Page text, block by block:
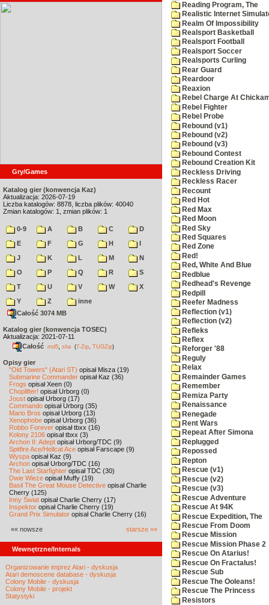
Gry/Games
Katalog gier (konwencja Kaz)
Aktualizacja: 2026-07-19
Liczba katalogów: 8878, liczba plików: 40040
Zmian katalogów: 1, zmian plików: 1
0-9 A B C
D
E
F G H
I
J
K L M
N
O
P Q R
S
T
U V W
X
Y
Z
inne
Całość 3074 MB
Katalog gier (konwencja TOSEC)
Aktualizacja: 2021-07-11
Całość md5 sha (7-Zip TUGZip)
Opisy gier
"Old Towers" (Atari ST) opisał Misza (19)
Submarine Commander opisał Kaz (36)
Frogs opisał Xeen (0)
Choplifter! opisał Urborg (0)
Joust opisał Urborg (17)
Commando opisał Urborg (35)
Mario Bros opisał Urborg (13)
Xenophobe opisał Urborg (36)
Robbo Forever opisał tbxx (16)
Kolony 2106 opisał tbxx (3)
Archon II: Adept opisał Urborg/TDC (9)
Spitfire Ace/Hellcat Ace opisał Farscape (9)
Wyspa opisał Kaz (9)
Archon opisał Urborg/TDC (16)
The Last Starfighter opisał TDC (30)
Dwie Wieże opisał Muffy (19)
Basil The Great Mouse Detective opisał Charlie
Cherry (125)
Inny Świat opisał Charlie Cherry (17)
Inspektor opisał Charlie Cherry (19)
Grand Prix Simulator opisał Charlie Cherry (16)
«« nowsze starsze »»
Wewnętrzne/Internals
Organizowanie imprez Atari - dyskusja
Atari demoscene database - dyskusja
Colony Mobile - dyskusja
Colony Mobile - projekt
Statystyki
Reading Program, The
Realistic Internet
Realm Of Impossibility
Realsport Basketball
Realsport Football
Realsport Soccer
Realsports Curling
Rear Guard
Reardoor
Reaxion
Rebel Charge At
Rebel Fighter
Rebel Probe
Rebound (v1)
Rebound (v2)
Rebound (v3)
Rebound Contest
Rebound Creation Kit
Reckless Driving
Reckless Racer
Recount
Red Hot
Red Max
Red Moon
Red Sky
Red Squares
Red Zone
Red!
Red, White And Blue
Redblue
Redhead's Revenge
Redpill
Reefer Madness
Reflection (v1)
Reflection (v2)
Refleks
Reflex
Reforger '88
Reguly
Relax
Remainder Games
Remember
Remiza Party
Renaissance
Renegade
Rent Wars
Repeat After Simona
Replugged
Repossed
Repton
Rescue (v1)
Rescue (v2)
Rescue (v3)
Rescue Adventure
Rescue At 94K
Rescue Expedition, The
Rescue From Doom
Rescue Mission
Rescue Mission Phase 2
Rescue On Atarius!
Rescue On Fractalus!
Rescue Sub
Rescue The Ooleans!
Rescue The Princess
Resistors